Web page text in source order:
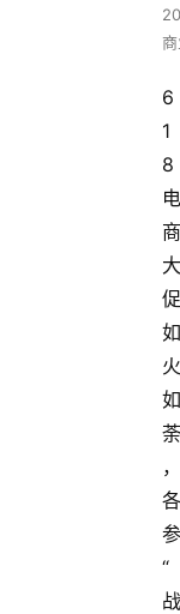
6
1
8
电
商
大
促
如
火
如
荼
，
各
参
“
战